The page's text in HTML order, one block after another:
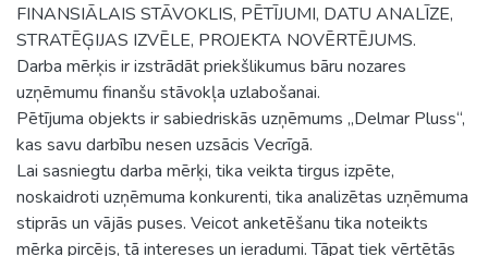
FINANSIĀLAIS STĀVOKLIS, PĒTĪJUMI, DATU ANALĪZE,
STRATĒĢIJAS IZVĒLE, PROJEKTA NOVĒRTĒJUMS.
Darba mērķis ir izstrādāt priekšlikumus bāru nozares
uzņēmumu finanšu stāvokļa uzlabošanai.
Pētījuma objekts ir sabiedriskās uzņēmums „Delmar Pluss“,
kas savu darbību nesen uzsācis Vecrīgā.
Lai sasniegtu darba mērķi, tika veikta tirgus izpēte,
noskaidroti uzņēmuma konkurenti, tika analizētas uzņēmuma
stiprās un vājās puses. Veicot anketēšanu tika noteikts
mērķa pircējs, tā intereses un ieradumi. Tāpat tiek vērtētās